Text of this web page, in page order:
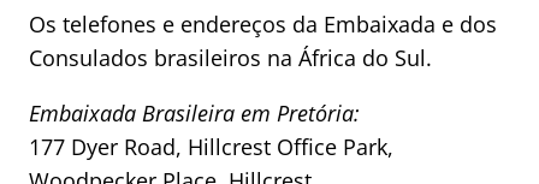
Os telefones e endereços da Embaixada e dos
Consulados brasileiros na África do Sul.
Embaixada Brasileira em Pretória:
177 Dyer Road, Hillcrest Office Park,